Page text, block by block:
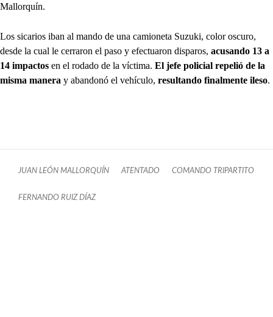
Mallorquín.
Los sicarios iban al mando de una camioneta Suzuki, color oscuro,
desde la cual le cerraron el paso y efectuaron disparos, acusando 13 a
14 impactos en el rodado de la víctima. El jefe policial repelió de la
misma manera y abandonó el vehículo, resultando finalmente ileso.
JUAN LEÓN MALLORQUÍN ATENTADO COMANDO TRIPARTITO
FERNANDO RUIZ DÍAZ